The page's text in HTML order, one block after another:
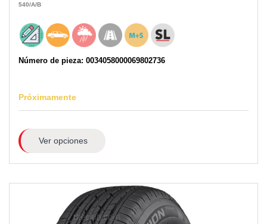
540/A/B
Número de pieza: 0034058000069802736
Próximamente
Ver opciones